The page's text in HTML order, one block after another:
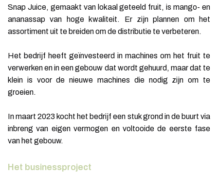
Snap Juice, gemaakt van lokaal geteeld fruit, is mango- en
ananassap van hoge kwaliteit. Er zijn plannen om het
assortiment uit te breiden om de distributie te verbeteren.
Het bedrijf heeft geïnvesteerd in machines om het fruit te
verwerken en in een gebouw dat wordt gehuurd, maar dat te
klein is voor de nieuwe machines die nodig zijn om te
groeien.
In maart 2023 kocht het bedrijf een stuk grond in de buurt via
inbreng van eigen vermogen en voltooide de eerste fase
van het gebouw.
Het businessproject